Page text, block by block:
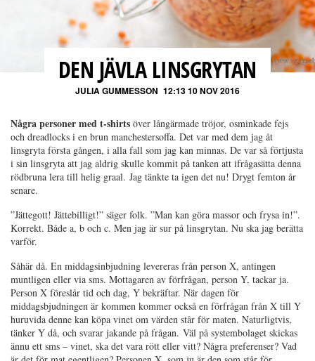
DEN JÄVLA LINSGRYTAN
JULIA GUMMESSON 12:13 10 NOV 2016
Några personer med t-shirts över långärmade tröjor, osminkade fejs
och dreadlocks i en brun manchestersoffa. Det var med dem jag åt
linsgryta första gången, i alla fall som jag kan minnas. De var så förtjusta
i sin linsgryta att jag aldrig skulle kommit på tanken att ifrågasätta denna
rödbruna lera till helig graal. Jag tänkte ta igen det nu! Drygt femton år
senare.
”Jättegott! Jättebilligt!” säger folk. ”Man kan göra massor och frysa in!”.
Korrekt. Både a, b och c. Men jag är sur på linsgrytan. Nu ska jag berätta
varför.
Såhär då. En middagsinbjudning levereras från person X, antingen
muntligen eller via sms. Mottagaren av förfrågan, person Y, tackar ja.
Person X föreslår tid och dag, Y bekräftar. När dagen för
middagsbjudningen är kommen kommer också en förfrågan från X till Y
huruvida denne kan köpa vinet om värden står för maten. Naturligtvis,
tänker Y då, och svarar jakande på frågan. Väl på systembolaget skickas
ännu ett sms – vinet, ska det vara rött eller vitt? Några preferenser? Vad